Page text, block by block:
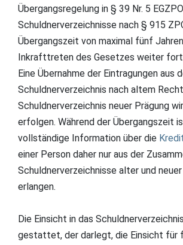
Übergangsregelung in § 39 Nr. 5
Schuldnerverzeichnisse nach § 915
Übergangszeit von maximal fünf
Inkrafttreten des Gesetzes weiter
Eine Übernahme der Eintragungen aus
Schuldnerverzeichnis nach altem
Schuldnerverzeichnis neuer Prägung
erfolgen. Während der Übergangszeit
vollständige Information über die
einer Person daher nur aus der
Schuldnerverzeichnisse alter und
erlangen.
Die Einsicht in das
gestattet, der darlegt, die Einsicht für